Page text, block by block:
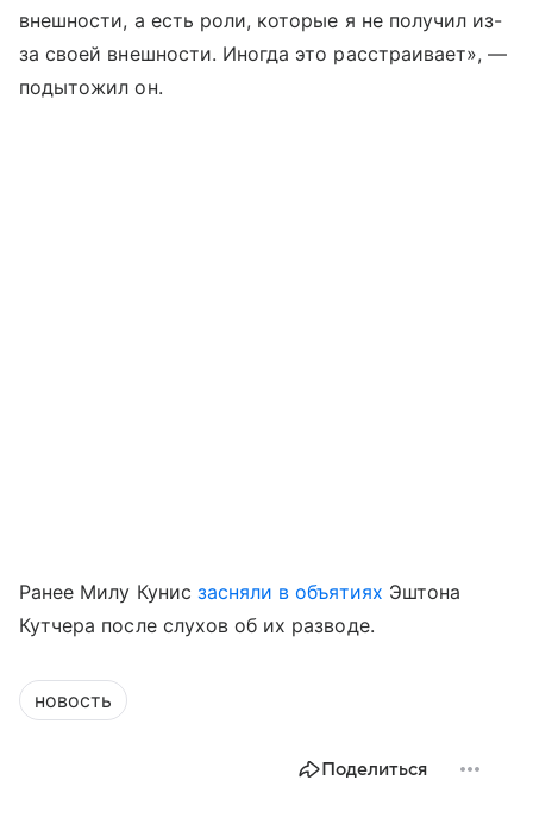
внешности, а есть роли, которые я не получил из-
за своей внешности. Иногда это расстраивает», —
подытожил он.
Ранее Милу Кунис засняли в объятиях Эштона
Кутчера после слухов об их разводе.
новость
Поделиться